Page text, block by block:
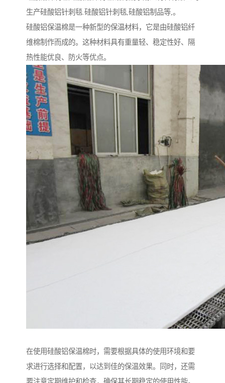
生产硅酸铝针刺毯.硅酸铝针刺毯,硅酸铝制品等,。
硅酸铝保温棉是一种新型的保温材料，它是由硅酸铝纤
维棉制作而成的。这种材料具有重量轻、稳定性好、隔
热性能优良、防火等优点。
在使用硅酸铝保温棉时，需要根据具体的使用环境和要
求进行选择和配置，以达到佳的保温效果。同时，还需